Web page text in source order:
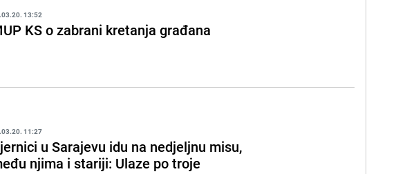
13:52
KS o zabrani kretanja građana
11:27
u Sarajevu idu na nedjeljnu misu,
njima i stariji: Ulaze po troje